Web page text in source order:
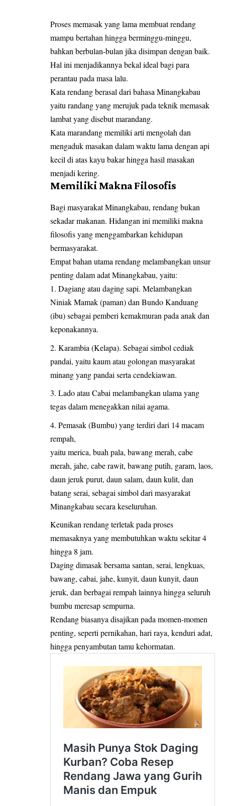
Proses memasak yang lama membuat rendang
mampu bertahan hingga berminggu-minggu,
bahkan berbulan-bulan jika disimpan dengan baik.
Hal ini menjadikannya bekal ideal bagi para
perantau pada masa lalu.
Kata rendang berasal dari bahasa Minangkabau
yaitu randang yang merujuk pada teknik memasak
lambat yang disebut marandang.
Kata marandang memiliki arti mengolah dan
mengaduk masakan dalam waktu lama dengan api
kecil di atas kayu bakar hingga hasil masakan
menjadi kering.
Memiliki Makna Filosofis
Bagi masyarakat Minangkabau, rendang bukan
sekadar makanan. Hidangan ini memiliki makna
filosofis yang menggambarkan kehidupan
bermasyarakat.
Empat bahan utama rendang melambangkan unsur
penting dalam adat Minangkabau, yaitu:
Dagiang atau daging sapi. Melambangkan
Niniak Mamak (paman) dan Bundo Kanduang
(ibu) sebagai pemberi kemakmuran pada anak dan
keponakannya.
Karambia (Kelapa). Sebagai simbol cediak
pandai, yaitu kaum atau golongan masyarakat
minang yang pandai serta cendekiawan.
Lado atau Cabai melambangkan ulama yang
tegas dalam menegakkan nilai agama.
Pemasak (Bumbu) yang terdiri dari 14 macam
rempah,
yaitu merica, buah pala, bawang merah, cabe
merah, jahe, cabe rawit, bawang putih, garam, laos,
daun jeruk purut, daun salam, daun kulit, dan
batang serai, sebagai simbol dari masyarakat
Minangkabau secara keseluruhan.
Keunikan rendang terletak pada proses
memasaknya yang membutuhkan waktu sekitar 4
hingga 8 jam.
Daging dimasak bersama santan, serai, lengkuas,
bawang, cabai, jahe, kunyit, daun kunyit, daun
jeruk, dan berbagai rempah lainnya hingga seluruh
bumbu meresap sempurna.
Rendang biasanya disajikan pada momen-momen
penting, seperti pernikahan, hari raya, kenduri adat,
hingga penyambutan tamu kehormatan.